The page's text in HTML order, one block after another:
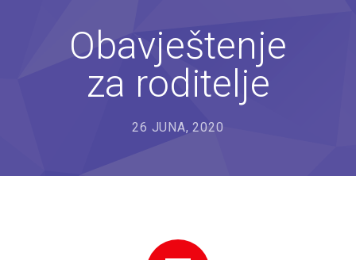
O nama
-- JU "Naše dijete"
Obavještenje
za roditelje
26 JUNA, 2020